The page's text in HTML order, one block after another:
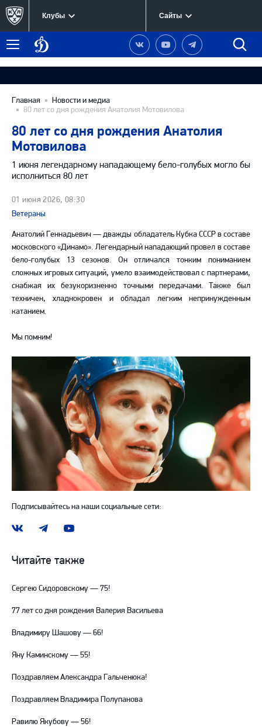
Клубы Сайты
Меню
Динамо
Москва
Наша
группа
Вконтакте
Наш
канал
YouTube
Наш
канал
Telegram
Главная
Новости и медиа
80 лет со дня рождения Анатолия Мотовилова
80 лет со дня рождения Анатолия
Мотовилова
1 июня легендарному нападающему бело-голубых могло бы
исполниться 80 лет
01 июня 2026, 08:30
Ветераны
Анатолий Геннадьевич — дважды обладатель Кубка СССР в составе
московского «Динамо». Легендарный нападающий провел в составе
бело-голубых 13 сезонов. Он отличался тонким пониманием
сложных игровых ситуаций, умело взаимодействовал с партнерами,
снабжая их безукоризненно точными передачами. Также был
техничен, хладнокровен и обладал легким непринужденным
катанием.
Мы помним!
Подписывайтесь на наши социальные сети:
Наша
ВКонтакте
Наш
в
Telegram
Наш
YouTube
Читайте также
Сергею Сидоровскому — 75!
77 лет со дня рождения Валерия Васильева
Владимиру Шашову — 66!
Яну Каминскому — 55!
Поздравляем Александра Гальченюка!
Поздравляем Владимира Полупанова
Равилю Якубову — 56!